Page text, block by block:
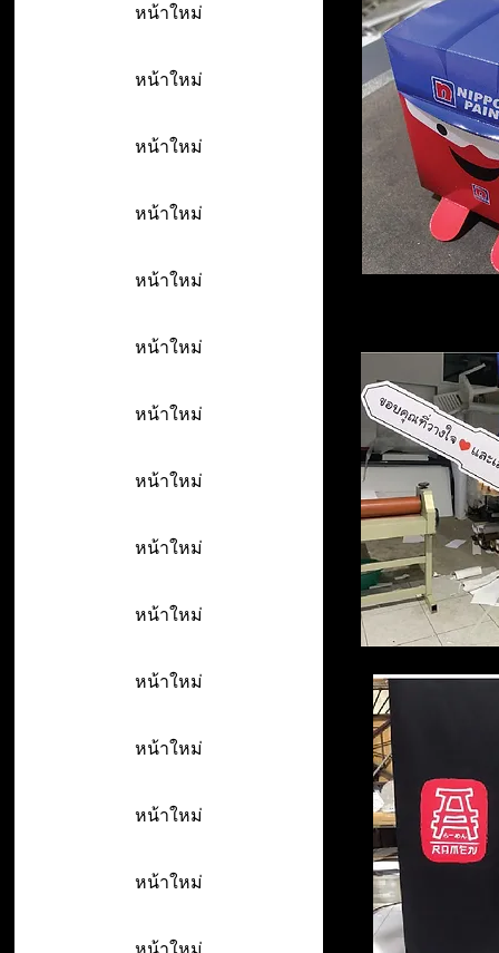
หน้าใหม่
หน้าใหม่
หน้าใหม่
หน้าใหม่
หน้าใหม่
หน้าใหม่
หน้าใหม่
หน้าใหม่
หน้าใหม่
หน้าใหม่
หน้าใหม่
หน้าใหม่
หน้าใหม่
หน้าใหม่